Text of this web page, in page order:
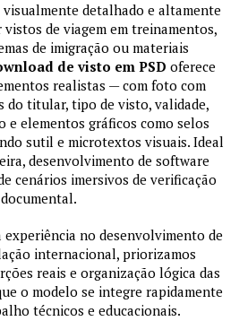
detalhado e altamente
de viagem em treinamentos,
de imigração ou materiais
de visto em PSD oferece
realistas — com foto com
do titular, tipo de visto, validade,
e elementos gráficos como selos
sutil e microtextos visuais. Ideal
desenvolvimento de software
cenários imersivos de verificação
documental.
no desenvolvimento de
internacional, priorizamos
reais e organização lógica das
o modelo se integre rapidamente
técnicos e educacionais.